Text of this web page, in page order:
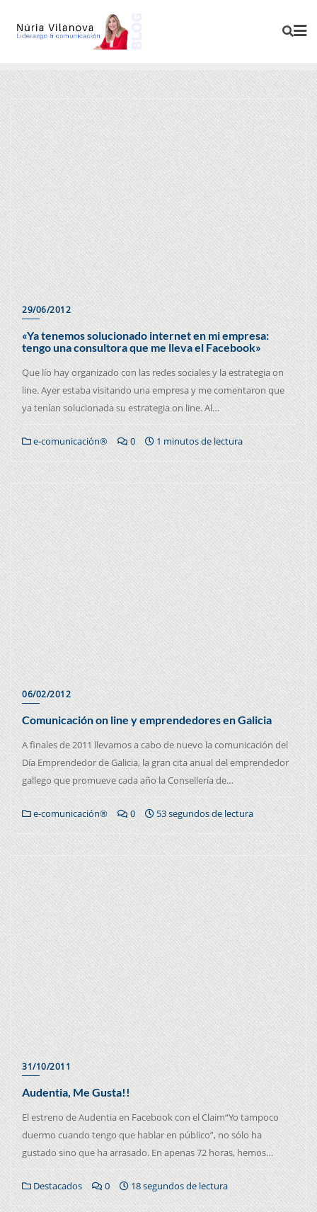
29/06/2012
«Ya tenemos solucionado internet en mi empresa:
tengo una consultora que me lleva el Facebook»
Que lío hay organizado con las redes sociales y la estrategia on
line. Ayer estaba visitando una empresa y me comentaron que
ya tenían solucionada su estrategia on line. Al…
e-comunicación® 0 1 minutos de lectura
06/02/2012
Comunicación on line y emprendedores en Galicia
A finales de 2011 llevamos a cabo de nuevo la comunicación del
Día Emprendedor de Galicia, la gran cita anual del emprendedor
gallego que promueve cada año la Consellería de…
e-comunicación® 0 53 segundos de lectura
31/10/2011
Audentia, Me Gusta!!
El estreno de Audentia en Facebook con el Claim“Yo tampoco
duermo cuando tengo que hablar en público”, no sólo ha
gustado sino que ha arrasado. En apenas 72 horas, hemos…
Destacados 0 18 segundos de lectura